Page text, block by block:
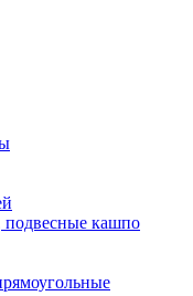
кашпо